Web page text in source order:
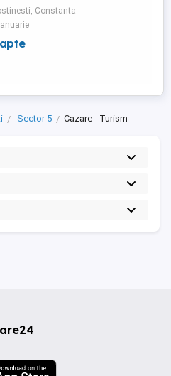
curte,parcare proprie , prețuri
de la 150 lei pe noapte,telefon
Constanta
Sector 5 Cazare - Turism